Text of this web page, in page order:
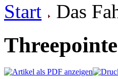
Start
Das